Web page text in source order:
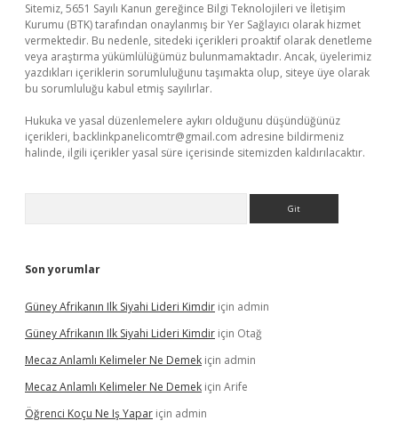
Sitemiz, 5651 Sayılı Kanun gereğince Bilgi Teknolojileri ve İletişim
Kurumu (BTK) tarafından onaylanmış bir Yer Sağlayıcı olarak hizmet
vermektedir. Bu nedenle, sitedeki içerikleri proaktif olarak denetleme
veya araştırma yükümlülüğümüz bulunmamaktadır. Ancak, üyelerimiz
yazdıkları içeriklerin sorumluluğunu taşımakta olup, siteye üye olarak
bu sorumluluğu kabul etmiş sayılırlar.
Hukuka ve yasal düzenlemelere aykırı olduğunu düşündüğünüz
içerikleri, backlinkpanelicomtr@gmail.com adresine bildirmeniz
halinde, ilgili içerikler yasal süre içerisinde sitemizden kaldırılacaktır.
Son yorumlar
Güney Afrikanın Ilk Siyahi Lideri Kimdir için admin
Güney Afrikanın Ilk Siyahi Lideri Kimdir için Otağ
Mecaz Anlamlı Kelimeler Ne Demek için admin
Mecaz Anlamlı Kelimeler Ne Demek için Arife
Öğrenci Koçu Ne Iş Yapar için admin